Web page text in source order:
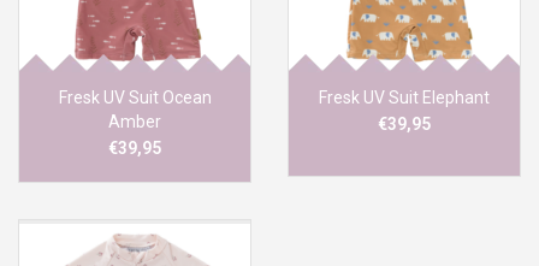
Fresk UV Suit Ocean
Amber
€39,95
Fresk UV Suit Elephant
€39,95